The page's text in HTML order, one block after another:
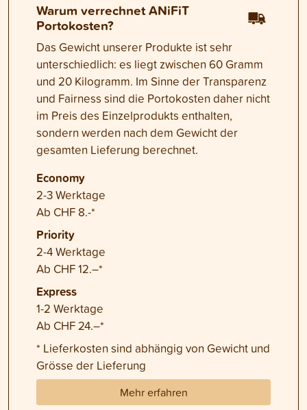
Warum verrechnet ANiFiT
Portokosten?
Das Gewicht unserer Produkte ist sehr
unterschiedlich: es liegt zwischen 60 Gramm
und 20 Kilogramm. Im Sinne der Transparenz
und Fairness sind die Portokosten daher nicht
im Preis des Einzelprodukts enthalten,
sondern werden nach dem Gewicht der
gesamten Lieferung berechnet.
Economy
2-3 Werktage
Ab CHF 8.-*
Priority
2-4 Werktage
Ab CHF 12.–*
Express
1-2 Werktage
Ab CHF 24.–*
* Lieferkosten sind abhängig von Gewicht und
Grösse der Lieferung
Mehr erfahren